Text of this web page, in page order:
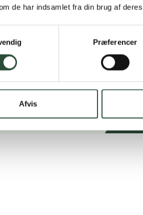
de har indsamlet fra din brug af
Præferencer
Afvis